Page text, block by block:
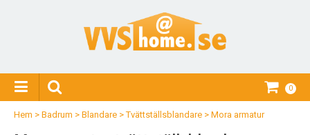
0
Hem > Badrum > Blandare >Tvättställsblandare > Mora armatur